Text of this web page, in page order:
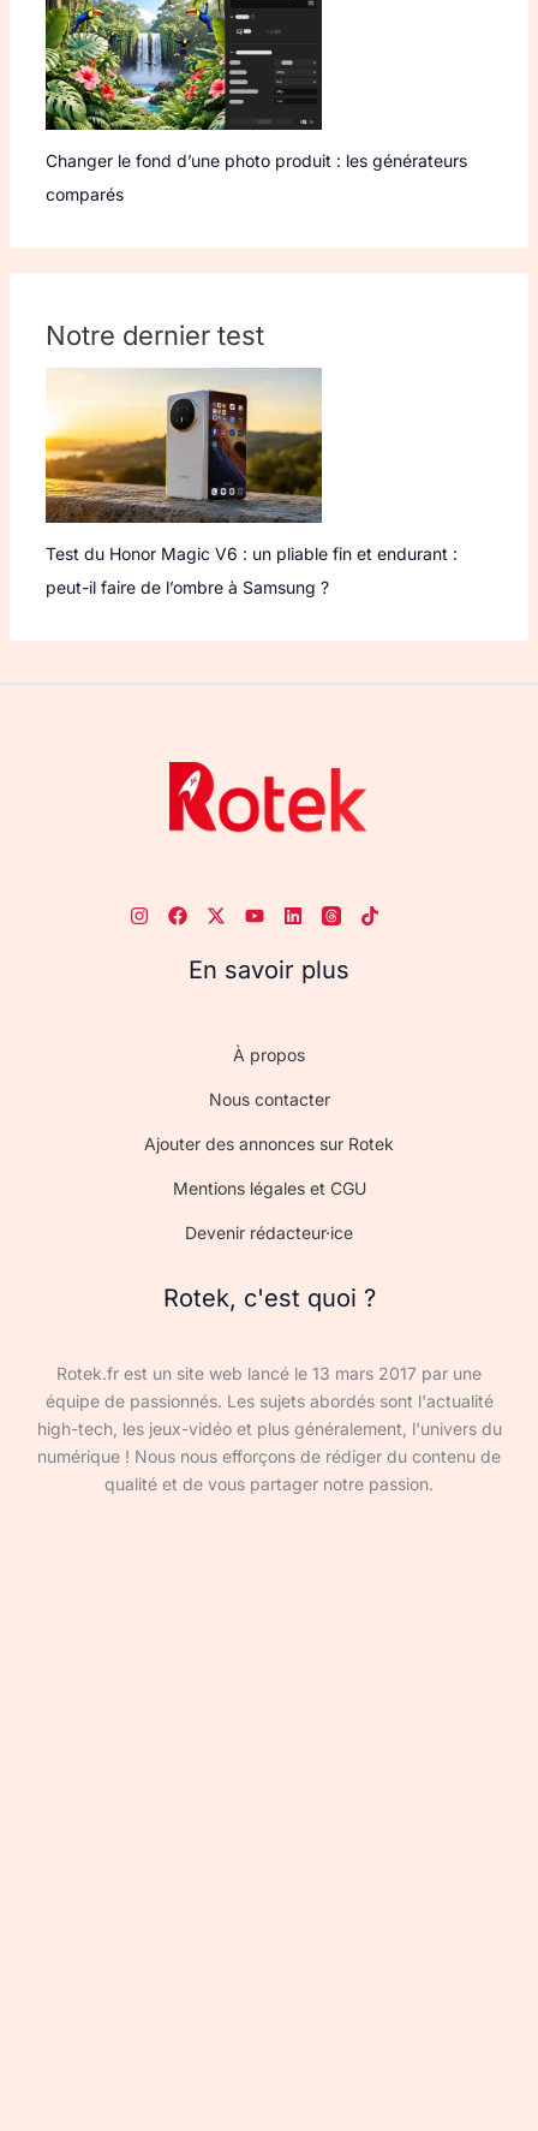
Changer le fond d’une photo produit : les générateurs
comparés
Notre dernier test
Test du Honor Magic V6 : un pliable fin et endurant :
peut-il faire de l’ombre à Samsung ?
En savoir plus
À propos
Nous contacter
Ajouter des annonces sur Rotek
Mentions légales et CGU
Devenir rédacteur·ice
Rotek, c'est quoi ?
Rotek.fr est un site web lancé le 13 mars 2017 par une
équipe de passionnés. Les sujets abordés sont l'actualité
high-tech, les jeux-vidéo et plus généralement, l'univers du
numérique ! Nous nous efforçons de rédiger du contenu de
qualité et de vous partager notre passion.